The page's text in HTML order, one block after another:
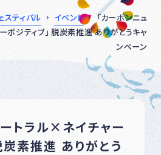
スティバル イベント
「カーボンニュ
ポジティブ」 脱炭素推進 ありがとうキャ
ンペーン
ートラル×ネイチャー
炭素推進 ありがとう